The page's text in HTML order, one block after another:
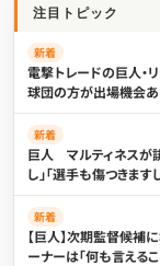
注目トピック
新着
電撃トレードの巨人・
球団の方が出場機会あ
新着
巨人 マルティネスが
し」「選手も傷つきま
新着
【巨人】次期監督候補
ーナーは「何も言える